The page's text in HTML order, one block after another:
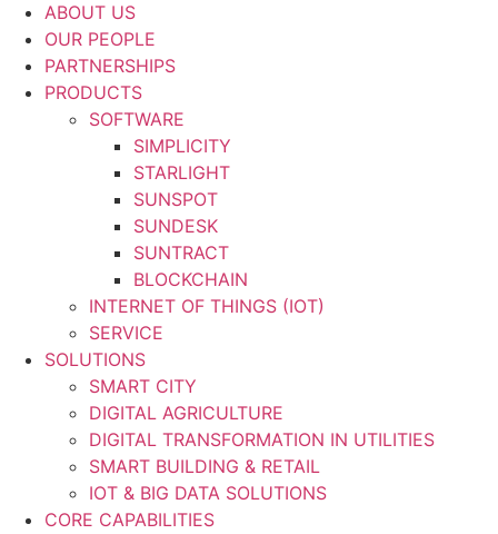
ABOUT US
OUR PEOPLE
PARTNERSHIPS
PRODUCTS
SOFTWARE
SIMPLICITY
STARLIGHT
SUNSPOT
SUNDESK
SUNTRACT
BLOCKCHAIN
INTERNET OF THINGS (IOT)
SERVICE
SOLUTIONS
SMART CITY
DIGITAL AGRICULTURE
DIGITAL TRANSFORMATION IN UTILITIES
SMART BUILDING & RETAIL
IOT & BIG DATA SOLUTIONS
CORE CAPABILITIES